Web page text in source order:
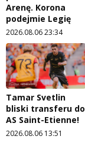
Arenę. Korona
podejmie Legię
2026.08.06 23:34
Tamar Svetlin
bliski transferu do
AS Saint-Etienne!
2026.08.06 13:51